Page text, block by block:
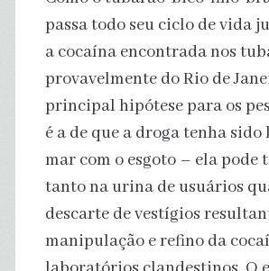
passa todo seu ciclo de vida
a cocaína encontrada nos
provavelmente do Rio de
principal hipótese para os
é a de que a droga tenha sido
mar com o esgoto – ela pode
tanto na urina de usuários
descarte de vestígios
manipulação e refino da